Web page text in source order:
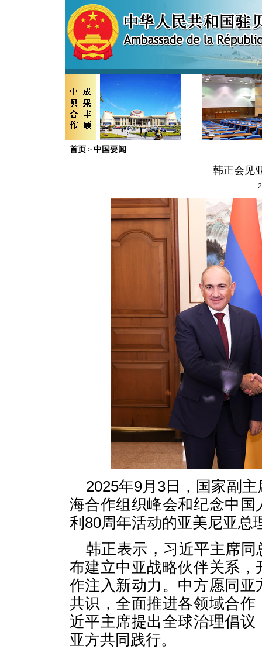
首页 > 中国要闻
韩正会见
2025年9月3日，国家副
海合作组织峰会和纪念中
利80周年活动的亚美尼亚总
韩正表示，习近平主席
布建立中亚战略伙伴关系
作注入新动力。中方愿同
共识，全面推进各领域合
近平主席提出全球治理倡
亚方共同践行。